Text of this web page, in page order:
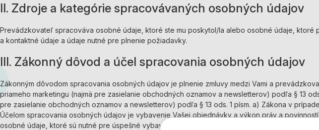
II. Zdroje a kategórie spracovávaných osobných údajov
Prevádzkovateľ spracováva osobné údaje, ktoré ste mu poskytol/la alebo osobné údaje,
a kontaktné údaje a údaje nutné pre plnenie požiadavky.
III. Zákonný dôvod a účel spracovania osobných údajov
Zákonným dôvodom spracovania osobných údajov je plnenie zmluvy medzi Vami a
priameho marketingu (najmä pre zasielanie obchodných oznamov a newsletterov) podľa § 13
pre zasielanie obchodných oznamov a newsletterov) podľa § 13 ods. 1 písm. a) Zákona v
Účelom spracovania osobných údajov je vybavenie Vašej objednávky a výkon práv a
osobné údaje, ktoré sú nutné pre úspešné vybavenie objednávky (meno a adresa, kontakt),